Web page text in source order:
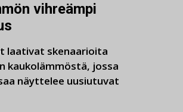
vihreämpi
laativat skenaarioita
kaukolämmöstä, jossa
näyttelee uusiutuvat